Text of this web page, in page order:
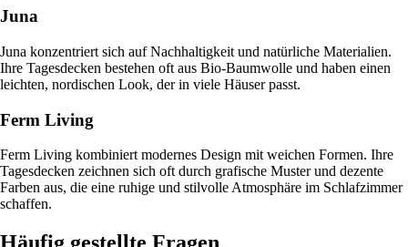
Juna
Juna konzentriert sich auf Nachhaltigkeit und natürliche Materialien.
Ihre Tagesdecken bestehen oft aus Bio-Baumwolle und haben einen
leichten, nordischen Look, der in viele Häuser passt.
Ferm Living
Ferm Living kombiniert modernes Design mit weichen Formen. Ihre
Tagesdecken zeichnen sich oft durch grafische Muster und dezente
Farben aus, die eine ruhige und stilvolle Atmosphäre im Schlafzimmer
schaffen.